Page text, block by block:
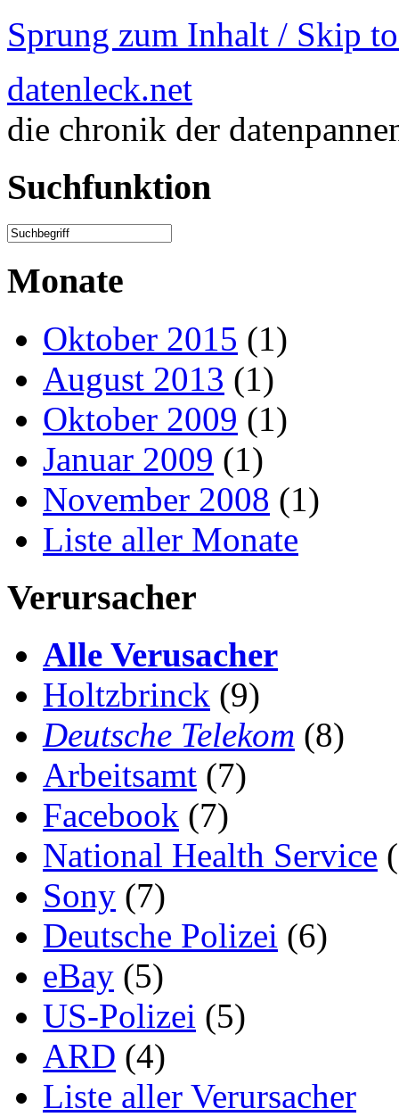
Sprung zum Inhalt / Skip
datenleck.net
die chronik der
Suchfunktion
Monate
Oktober 2015 (1)
August 2013 (1)
Oktober 2009 (1)
Januar 2009 (1)
November 2008 (1)
Liste aller Monate
Verursacher
Alle Verusacher
Holtzbrinck (9)
Deutsche Telekom (8)
Arbeitsamt (7)
Facebook (7)
National Health Service
Sony (7)
Deutsche Polizei (6)
eBay (5)
US-Polizei (5)
ARD (4)
Liste aller Verursacher